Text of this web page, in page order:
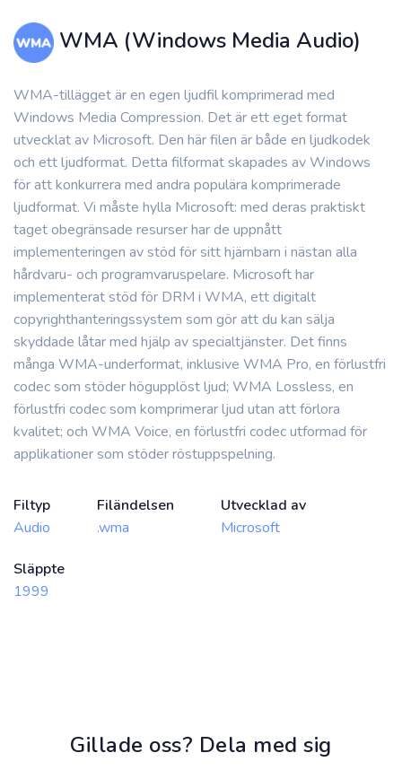
WMA (Windows Media Audio)
WMA-tillägget är en egen ljudfil komprimerad med
Windows Media Compression. Det är ett eget format
utvecklat av Microsoft. Den här filen är både en ljudkodek
och ett ljudformat. Detta filformat skapades av Windows
för att konkurrera med andra populära komprimerade
ljudformat. Vi måste hylla Microsoft: med deras praktiskt
taget obegränsade resurser har de uppnått
implementeringen av stöd för sitt hjärnbarn i nästan alla
hårdvaru- och programvaruspelare. Microsoft har
implementerat stöd för DRM i WMA, ett digitalt
copyrighthanteringssystem som gör att du kan sälja
skyddade låtar med hjälp av specialtjänster. Det finns
många WMA-underformat, inklusive WMA Pro, en förlustfri
codec som stöder högupplöst ljud; WMA Lossless, en
förlustfri codec som komprimerar ljud utan att förlora
kvalitet; och WMA Voice, en förlustfri codec utformad för
applikationer som stöder röstuppspelning.
Filtyp
Audio
Filändelsen
.wma
Utvecklad av
Microsoft
Släppte
1999
Gillade oss? Dela med sig